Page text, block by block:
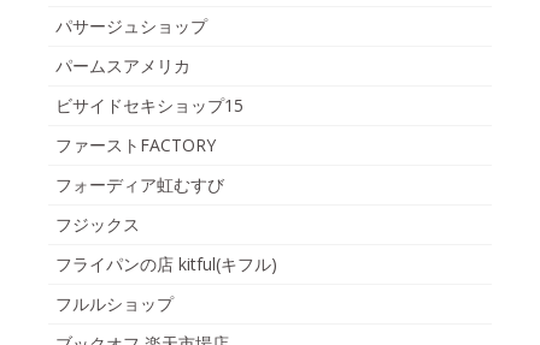
パサージュショップ
パームスアメリカ
ビサイドセキショップ15
ファーストFACTORY
フォーディア虹むすび
フジックス
フライパンの店 kitful(キフル)
フルルショップ